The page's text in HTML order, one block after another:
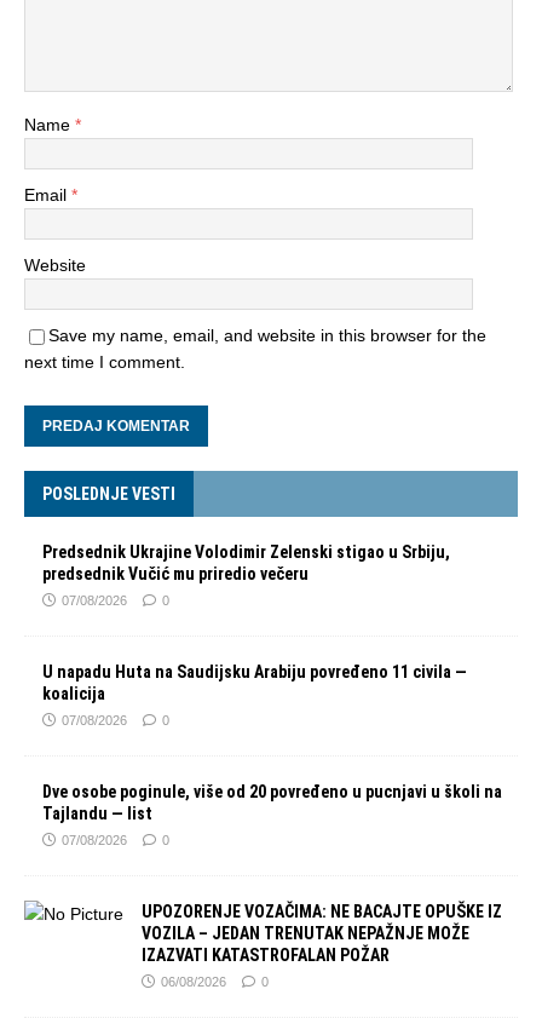
Name *
Email *
Website
Save my name, email, and website in this browser for the
next time I comment.
POSLEDNJE VESTI
Predsednik Ukrajine Volodimir Zelenski stigao u Srbiju,
predsednik Vučić mu priredio večeru
07/08/2026 0
U napadu Huta na Saudijsku Arabiju povređeno 11 civila —
koalicija
07/08/2026 0
Dve osobe poginule, više od 20 povređeno u pucnjavi u školi na
Tajlandu — list
07/08/2026 0
UPOZORENJE VOZAČIMA: NE BACAJTE OPUŠKE IZ
VOZILA – JEDAN TRENUTAK NEPAŽNJE MOŽE
IZAZVATI KATASTROFALAN POŽAR
06/08/2026 0